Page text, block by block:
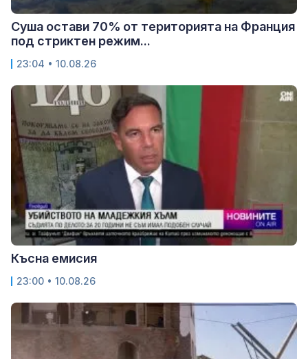
Суша остави 70% от територията на Франция
под стриктен режим...
23:04 • 10.08.26
Късна емисия
23:00 • 10.08.26